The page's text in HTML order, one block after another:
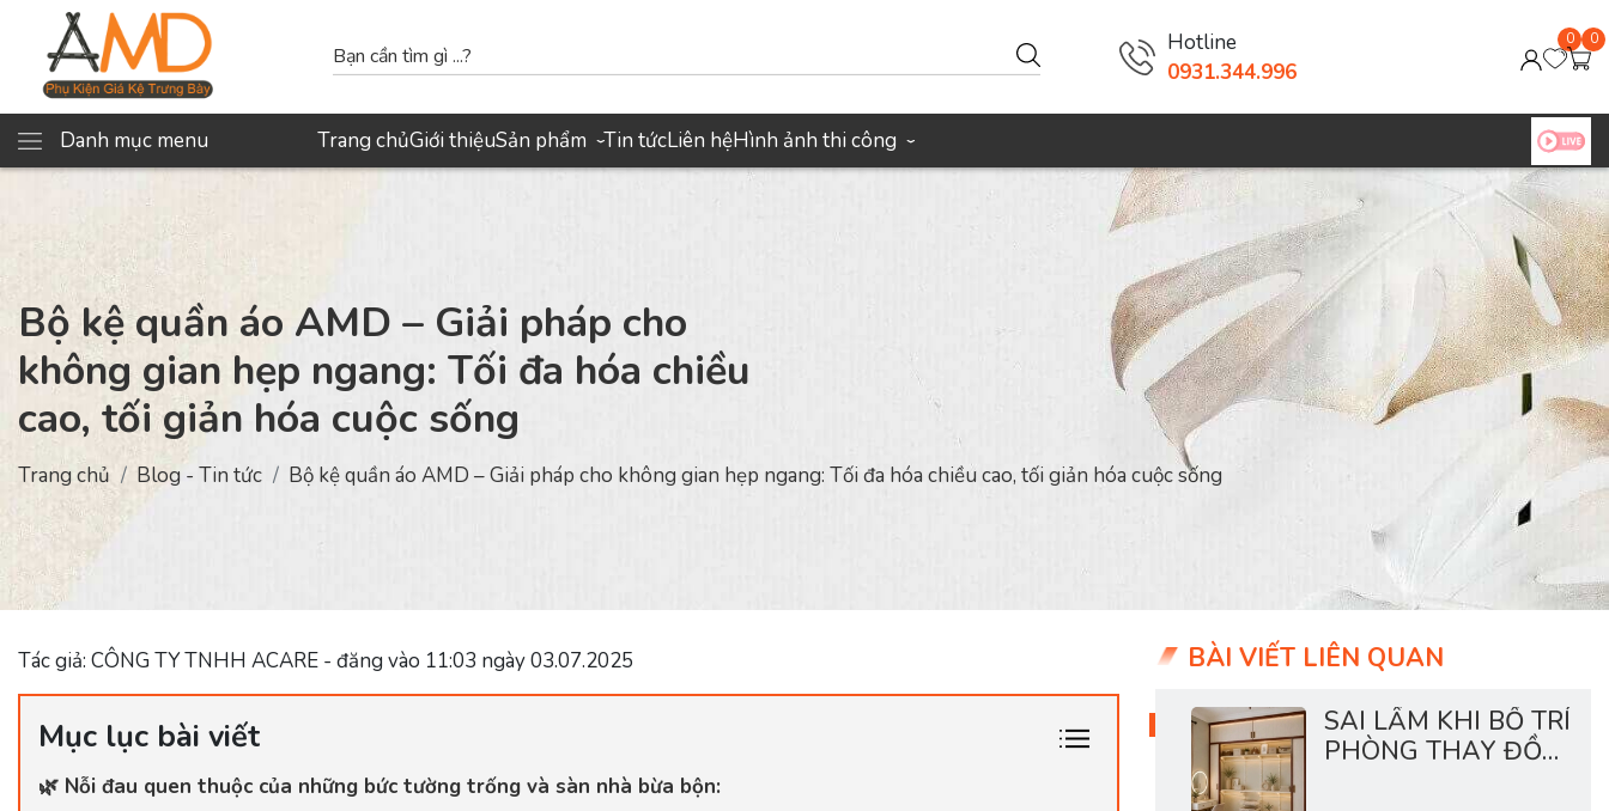
Hotline
0931.344.996
0 0
Danh mục menu Trang chủGiới thiệuSản phẩm ›Tin tứcLiên hệHình ảnh thi công ›
Bộ kệ quần áo AMD – Giải pháp cho
không gian hẹp ngang: Tối đa hóa chiều
cao, tối giản hóa cuộc sống
Trang chủ Blog - Tin tức Bộ kệ quần áo AMD – Giải pháp cho không gian hẹp ngang: Tối đa hóa chiều cao, tối giản hóa cuộc sống
Tác giả: CÔNG TY TNHH ACARE - đăng vào 11:03 ngày 03.07.2025
Mục lục bài viết
🌿 Nỗi đau quen thuộc của những bức tường trống và sàn nhà bừa bộn:
BÀI VIẾT LIÊN QUAN
SAI LẦM KHI BỐ TRÍ
PHÒNG THAY ĐỒ